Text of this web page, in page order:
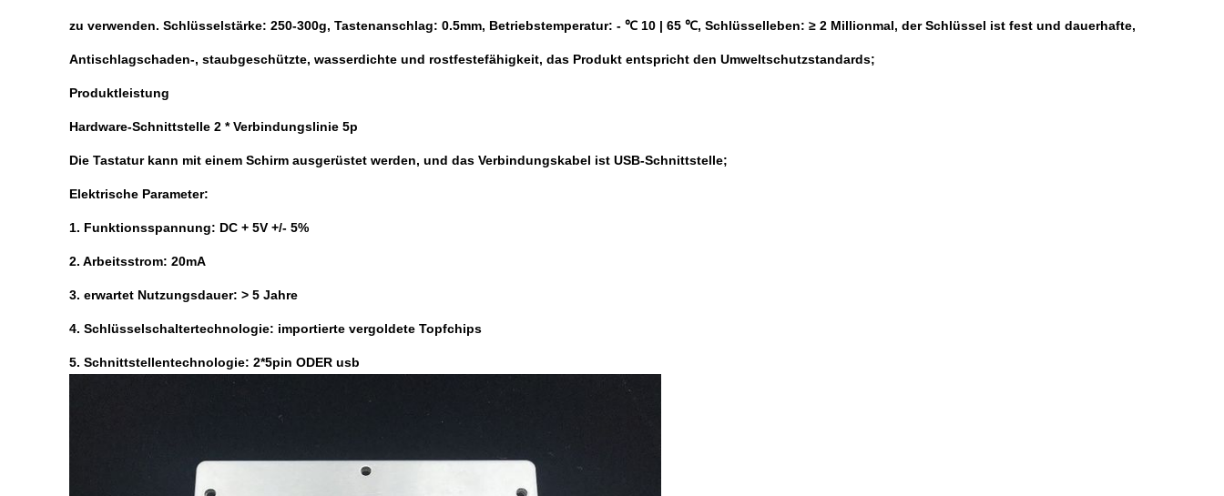
zu verwenden. Schlüsselstärke: 250-300g, Tastenanschlag: 0.5mm, Betriebstemperatur: - ℃ 10 | 65 ℃, Schlüsselleben: ≥ 2 Millionmal, der Schlüssel ist fest und dauerhafte,
Antischlagschaden-, staubgeschützte, wasserdichte und rostfestefähigkeit, das Produkt entspricht den Umweltschutzstandards;
Produktleistung
Hardware-Schnittstelle 2 * Verbindungslinie 5p
Die Tastatur kann mit einem Schirm ausgerüstet werden, und das Verbindungskabel ist USB-Schnittstelle;
Elektrische Parameter:
1. Funktionsspannung: DC + 5V +/- 5%
2. Arbeitsstrom: 20mA
3. erwartet Nutzungsdauer: > 5 Jahre
4. Schlüsselschaltertechnologie: importierte vergoldete Topfchips
5. Schnittstellentechnologie: 2*5pin ODER usb